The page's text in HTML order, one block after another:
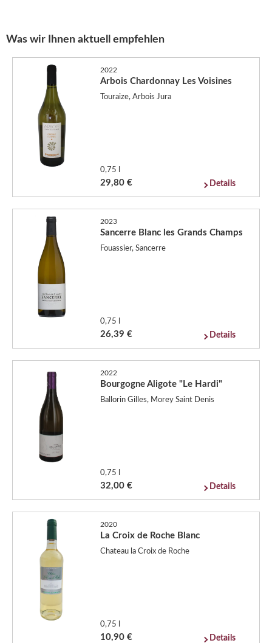
Was wir Ihnen aktuell empfehlen
2022
Arbois Chardonnay Les Voisines
Touraize, Arbois Jura
0,75 l
29,80 € Details
2023
Sancerre Blanc les Grands Champs
Fouassier, Sancerre
0,75 l
26,39 € Details
2022
Bourgogne Aligote "Le Hardi"
Ballorin Gilles, Morey Saint Denis
0,75 l
32,00 € Details
2020
La Croix de Roche Blanc
Chateau la Croix de Roche
0,75 l
10,90 € Details